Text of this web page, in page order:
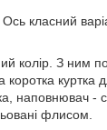
класний
колір. З ним
коротка куртка
наповнювач -
флисом.